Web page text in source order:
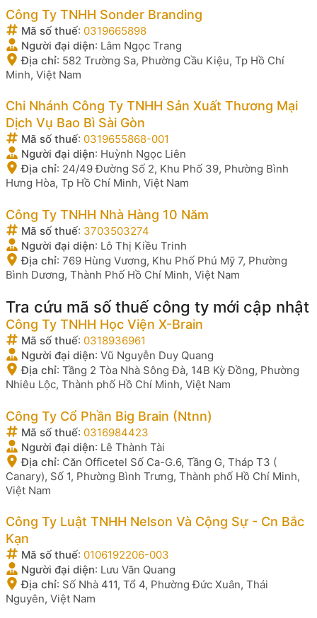
Công Ty TNHH Sonder Branding
Mã số thuế: 0319665898
Người đại diện: Lâm Ngọc Trang
Địa chỉ: 582 Trường Sa, Phường Cầu Kiệu, Tp Hồ Chí
Minh, Việt Nam
Chi Nhánh Công Ty TNHH Sản Xuất Thương Mại
Dịch Vụ Bao Bì Sài Gòn
Mã số thuế: 0319655868-001
Người đại diện: Huỳnh Ngọc Liên
Địa chỉ: 24/49 Đường Số 2, Khu Phố 39, Phường Bình
Hưng Hòa, Tp Hồ Chí Minh, Việt Nam
Công Ty TNHH Nhà Hàng 10 Năm
Mã số thuế: 3703503274
Người đại diện: Lô Thị Kiều Trinh
Địa chỉ: 769 Hùng Vương, Khu Phố Phú Mỹ 7, Phường
Bình Dương, Thành Phố Hồ Chí Minh, Việt Nam
Tra cứu mã số thuế công ty mới cập nhật
Công Ty TNHH Học Viện X-Brain
Mã số thuế: 0318936961
Người đại diện: Vũ Nguyễn Duy Quang
Địa chỉ: Tầng 2 Tòa Nhà Sông Đà, 14B Kỳ Đồng, Phường
Nhiêu Lộc, Thành phố Hồ Chí Minh, Việt Nam
Công Ty Cổ Phần Big Brain (Ntnn)
Mã số thuế: 0316984423
Người đại diện: Lê Thành Tài
Địa chỉ: Căn Officetel Số Ca-G.6, Tầng G, Tháp T3 (
Canary), Số 1, Phường Bình Trưng, Thành phố Hồ Chí Minh,
Việt Nam
Công Ty Luật TNHH Nelson Và Cộng Sự - Cn Bắc
Kạn
Mã số thuế: 0106192206-003
Người đại diện: Lưu Văn Quang
Địa chỉ: Số Nhà 411, Tổ 4, Phường Đức Xuân, Thái
Nguyên, Việt Nam